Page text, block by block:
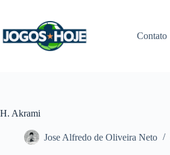
conteúdo
Contato
H. Akrami
Jose Alfredo de Oliveira Neto